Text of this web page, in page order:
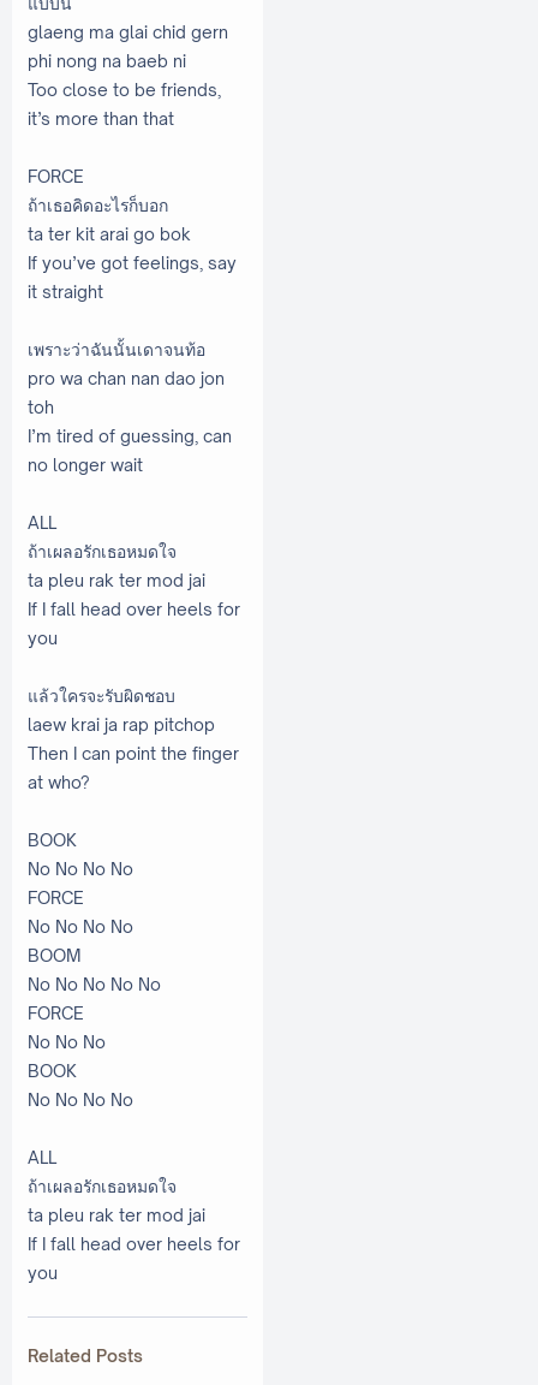
glaeng ma glai chid gern
phi nong na baeb ni
Too close to be friends,
it’s more than that
FORCE
ถ้าเธอคิดอะไรก็บอก
ta ter kit arai go bok
If you’ve got feelings, say
it straight
เพราะว่าฉันนั้นเดาจนท้อ
pro wa chan nan dao jon
toh
I’m tired of guessing, can
no longer wait
ALL
ถ้าเผลอรักเธอหมดใจ
ta pleu rak ter mod jai
If I fall head over heels for
you
แล้วใครจะรับผิดชอบ
laew krai ja rap pitchop
Then I can point the finger
at who?
BOOK
No No No No
FORCE
No No No No
BOOM
No No No No No
FORCE
No No No
BOOK
No No No No
ALL
ถ้าเผลอรักเธอหมดใจ
ta pleu rak ter mod jai
If I fall head over heels for
you
Related Posts